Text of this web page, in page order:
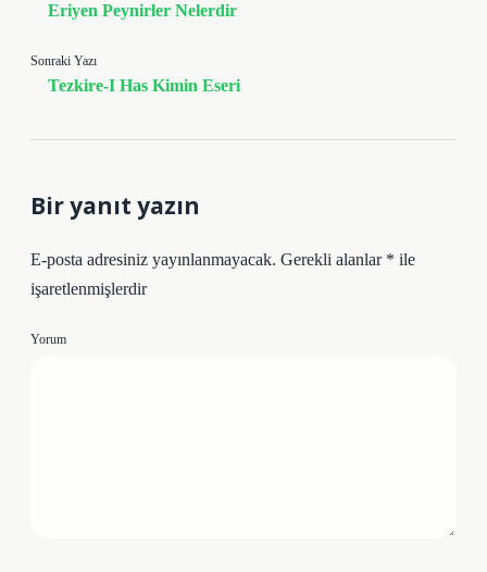
Eriyen Peynirler Nelerdir
Sonraki Yazı
Tezkire-I Has Kimin Eseri
Bir yanıt yazın
E-posta adresiniz yayınlanmayacak. Gerekli alanlar * ile
işaretlenmişlerdir
Yorum